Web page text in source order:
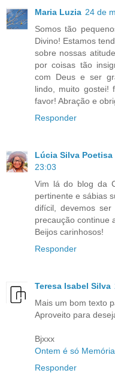
Maria Luzia 24 de
Somos tão
Divino! Estamos
sobre nossas
por coisas tão
com Deus e ser
lindo, muito gostei!
favor! Abração e
Responder
Lúcia Silva Poetisa
23:03
Vim lá do blog da
pertinente e sábias
difícil, devemos
precaução continue
Beijos carinhosos!
Responder
Teresa Isabel Silva
Mais um bom texto
Aproveito para
Bjxxx
Ontem é só Memória
Responder